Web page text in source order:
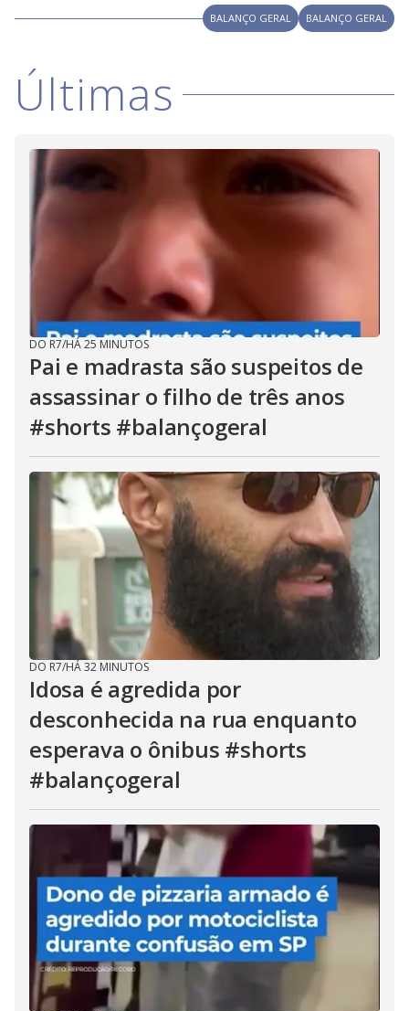
d
e
o
BALANÇO GERAL BALANÇO GERAL
Últimas
DO R7/HÁ 25 MINUTOS
Pai e madrasta são suspeitos de
assassinar o filho de três anos
#shorts #balançogeral
DO R7/HÁ 32 MINUTOS
Idosa é agredida por
desconhecida na rua enquanto
esperava o ônibus #shorts
#balançogeral